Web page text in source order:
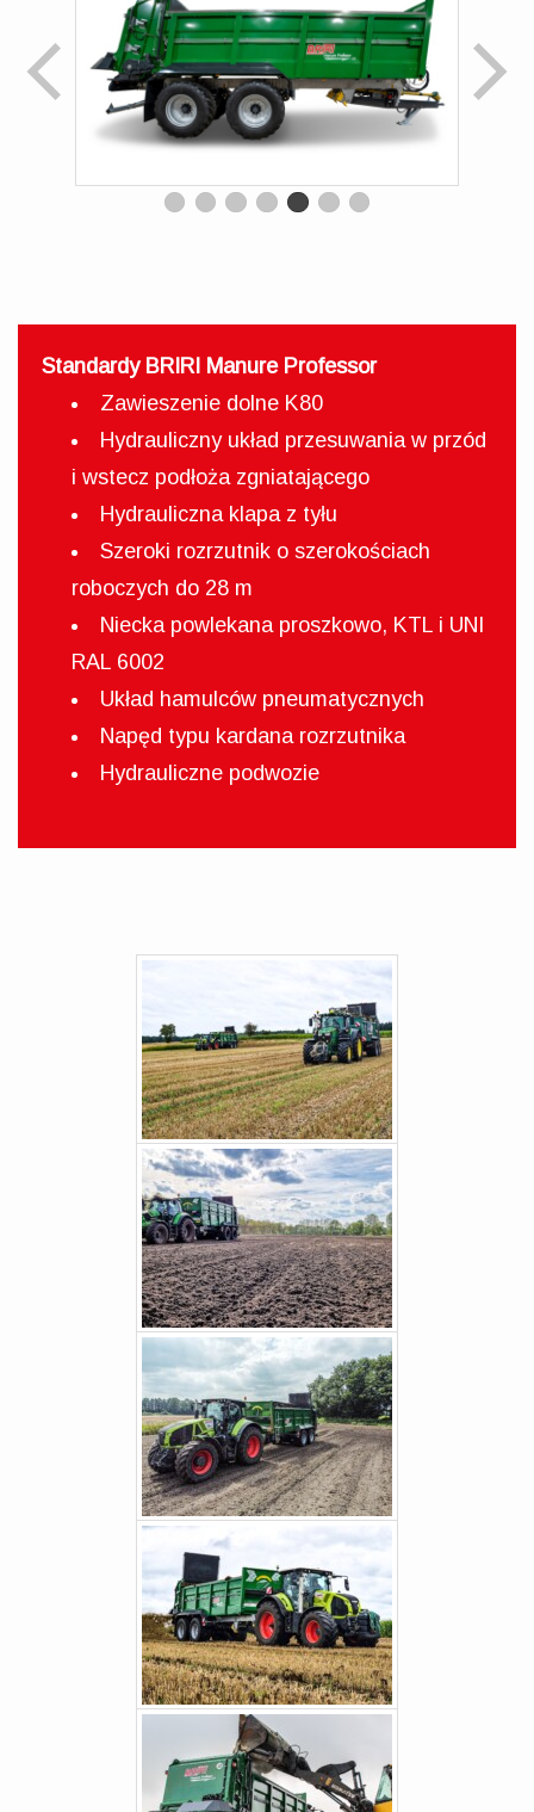
Standardy BRIRI Manure Professor
Zawieszenie dolne K80
Hydrauliczny układ przesuwania w przód
i wstecz podłoża zgniatającego
Hydrauliczna klapa z tyłu
Szeroki rozrzutnik o szerokościach
roboczych do 28 m
Niecka powlekana proszkowo, KTL i UNI
RAL 6002
Układ hamulców pneumatycznych
Napęd typu kardana rozrzutnika
Hydrauliczne podwozie